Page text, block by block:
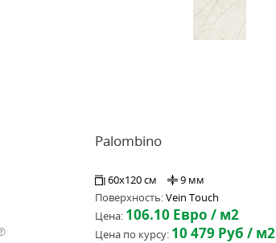
Palombino
60x120 см
9 мм
Поверхность:Vein Touch
Цена: 106.10 Евро / м2
Цена по курсу: 10 479 Руб / м2